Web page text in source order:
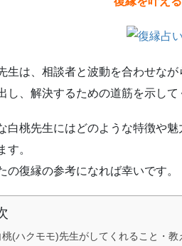
生は、相談者と波動を合わせな
し、解決するための道筋を示して
白桃先生にはどのような特徴や
す。
の復縁の参考になれば幸いです。
桃(ハクモモ)先生がしてくれること・教